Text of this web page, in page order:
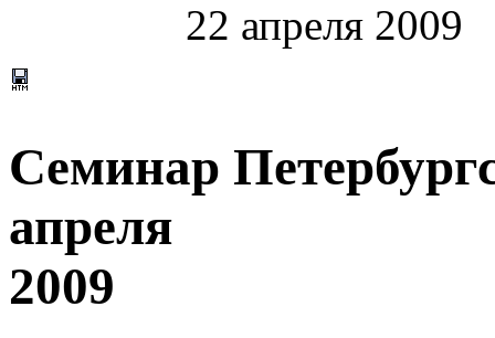
22 апреля 2009
Cеминар
апреля
2009